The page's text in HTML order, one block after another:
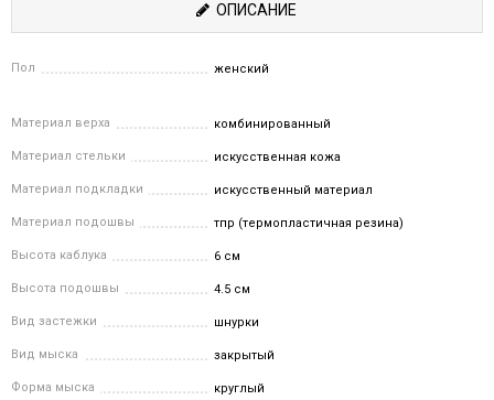
ОПИСАНИЕ
Пол женский
Материал верха комбинированный
Материал стельки искусственная кожа
Материал подкладки искусственный материал
Материал подошвы тпр (термопластичная резина)
Высота каблука 6 см
Высота подошвы 4.5 см
Вид застежки шнурки
Вид мыска закрытый
Форма мыска круглый